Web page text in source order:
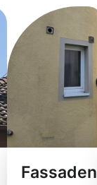
Fassaden